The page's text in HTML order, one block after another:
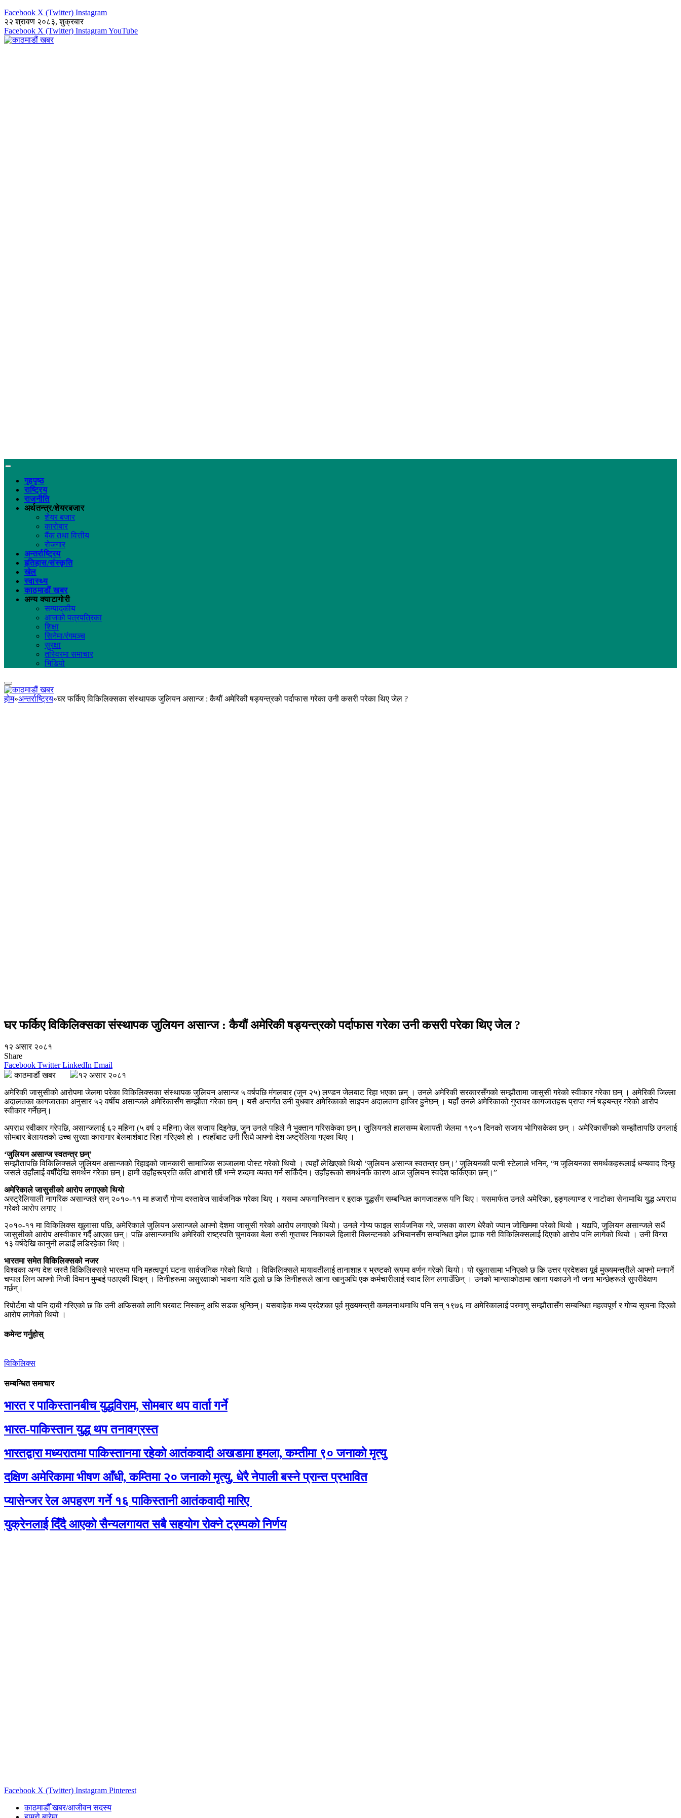
Facebook X (Twitter) Instagram
२२ श्रावण २०८३, शुक्रबार
Facebook X (Twitter) InstagramYouTube
गृहपृष्ठ
राष्ट्रिय
राजनीति
अर्थतन्त्र/शेयरबजार
शेयर बजार
कारोबार
बैंक तथा वित्तीय
रोजगार
अन्तर्राष्ट्रिय
इतिहास/संस्कृति
खेल
स्वास्थ्य
काठमाडौं खबर
अन्य क्याटागोरी
सम्पादकीय
आजको पत्रपत्रिका
शिक्षा
सिनेमा/रंगमञ्च
सुरक्षा
तस्विरमा समाचार
भिडियो
होम»अन्तर्राष्ट्रिय»घर फर्किए विकिलिक्सका संस्थापक जुलियन असान्ज : कैयौं अमेरिकी षड्यन्त्रको पर्दाफास गरेका उनी कसरी परेका थिए जेल ?
घर फर्किए विकिलिक्सका संस्थापक जुलियन असान्ज : कैयौं अमेरिकी षड्यन्त्रको पर्दाफास गरेका उनी कसरी परेका थिए जेल ?
१२ असार २०८१
Share
Facebook Twitter LinkedIn Email
काठमाडौं खबर
१२ असार २०८१
अमेरिकी जासुसीको आरोपमा जेलमा परेका विकिलिक्सका संस्थापक जुलियन असान्ज ५ वर्षपछि मंगलबार (जुन २५) लण्डन जेलबाट रिहा भएका छन् । उनले अमेरिकी सरकारसँगको सम्झौतामा जासुसी गरेको स्वीकार गरेका छन् । अमेरिकी जिल्ला
अदालतका कागजातका अनुसार ५२ वर्षीय असान्जले अमेरिकासँग सम्झौता गरेका छन् । यसै अन्तर्गत उनी बुधबार अमेरिकाको साइपन अदालतमा हाजिर हुनेछन् । यहाँ उनले अमेरिकाको गुप्तचर कागजातहरू प्राप्त गर्न षड्यन्त्र गरेको आरोप
स्वीकार गर्नेछन्।
अपराध स्वीकार गरेपछि, असान्जलाई ६२ महिना (५ वर्ष २ महिना) जेल सजाय दिइनेछ, जुन उनले पहिले नै भुक्तान गरिसकेका छन्। जुलियनले हालसम्म बेलायती जेलमा १९०१ दिनको सजाय भोगिसकेका छन् । अमेरिकासँगको सम्झौतापछि उनलाई
सोमबार बेलायतको उच्च सुरक्षा कारागार बेलमार्शबाट रिहा गरिएको हो । त्यहाँबाट उनी सिधै आफ्नो देश अष्ट्रेलिया गएका थिए ।
‘जुलियन असान्ज स्वतन्त्र छन्’
सम्झौतापछि विकिलिक्सले जुलियन असान्जको रिहाइको जानकारी सामाजिक सञ्जालमा पोस्ट गरेको थियो । त्यहाँ लेखिएको थियो ‘जुलियन असान्ज स्वतन्त्र छन्।’ जुलियनकी पत्नी स्टेलाले भनिन्, “म जुलियनका समर्थकहरूलाई धन्यवाद दिन्छु
जसले उहाँलाई वर्षौंदेखि समर्थन गरेका छन्। हामी उहाँहरूप्रति कति आभारी छौं भन्ने शब्दमा व्यक्त गर्न सकिँदैन। उहाँहरूको समर्थनकै कारण आज जुलियन स्वदेश फर्किएका छन्।”
अमेरिकाले जासुसीको आरोप लगाएको थियो
अस्ट्रेलियाली नागरिक असान्जले सन् २०१०-११ मा हजारौं गोप्य दस्तावेज सार्वजनिक गरेका थिए । यसमा अफगानिस्तान र इराक युद्धसँग सम्बन्धित कागजातहरू पनि थिए। यसमार्फत उनले अमेरिका, इङ्गल्याण्ड र नाटोका सेनामाथि युद्ध अपराध
गरेको आरोप लगाए ।
२०१०-११ मा विकिलिक्स खुलासा पछि, अमेरिकाले जुलियन असान्जले आफ्नो देशमा जासुसी गरेको आरोप लगाएको थियो। उनले गोप्य फाइल सार्वजनिक गरे, जसका कारण धेरैको ज्यान जोखिममा परेको थियो । यद्यपि, जुलियन असान्जले सधैं
जासुसीको आरोप अस्वीकार गर्दै आएका छन्। पछि असान्जमाथि अमेरिकी राष्ट्रपति चुनावका बेला रुसी गुप्तचर निकायले हिलारी क्लिन्टनको अभियानसँग सम्बन्धित इमेल ह्याक गरी विकिलिक्सलाई दिएको आरोप पनि लागेको थियो । उनी विगत
१३ वर्षदेखि कानुनी लडाइँ लडिरहेका थिए ।
भारतमा समेत विकिलिक्सको नजर
विश्वका अन्य देश जस्तै विकिलिक्सले भारतमा पनि महत्वपूर्ण घटना सार्वजनिक गरेको थियो । विकिलिक्सले मायावतीलाई तानाशाह र भ्रष्टको रूपमा वर्णन गरेको थियो। यो खुलासामा भनिएको छ कि उत्तर प्रदेशका पूर्व मुख्यमन्त्रीले आफ्नो मनपर्ने
चप्पल लिन आफ्नो निजी विमान मुम्बई पठाएकी थिइन् । तिनीहरूमा असुरक्षाको भावना यति ठूलो छ कि तिनीहरूले खाना खानुअघि एक कर्मचारीलाई स्वाद लिन लगाउँछिन् । उनको भान्साकोठामा खाना पकाउने नौ जना भान्छेहरूले सुपरीवेक्षण
गर्छन्।
रिपोर्टमा यो पनि दाबी गरिएको छ कि उनी अफिसको लागि घरबाट निस्कनु अघि सडक धुन्छिन्। यसबाहेक मध्य प्रदेशका पूर्व मुख्यमन्त्री कमलनाथमाथि पनि सन् १९७६ मा अमेरिकालाई परमाणु सम्झौतासँग सम्बन्धित महत्वपूर्ण र गोप्य सूचना दिएको
आरोप लागेको थियो ।
कमेन्ट गर्नुहोस्
विकिलिक्स
सम्बन्धित समाचार
भारत र पाकिस्तानबीच युद्धविराम, सोमबार थप वार्ता गर्ने
भारत-पाकिस्तान युद्ध थप तनावग्रस्त
भारतद्वारा मध्यरातमा पाकिस्तानमा रहेको आतंकवादी अखडामा हमला, कम्तीमा ९० जनाको मृत्यु
दक्षिण अमेरिकामा भीषण आँधी, कम्तिमा २० जनाको मृत्यु, धेरै नेपाली बस्ने प्रान्त प्रभावित
प्यासेन्जर रेल अपहरण गर्ने १६ पाकिस्तानी आतंकवादी मारिए
युक्रेनलाई दिँदै आएको सैन्यलगायत सबै सहयोग रोक्ने ट्रम्पको निर्णय
Facebook X (Twitter) Instagram Pinterest
काठमाडौँ खबर/आजीवन सदस्य